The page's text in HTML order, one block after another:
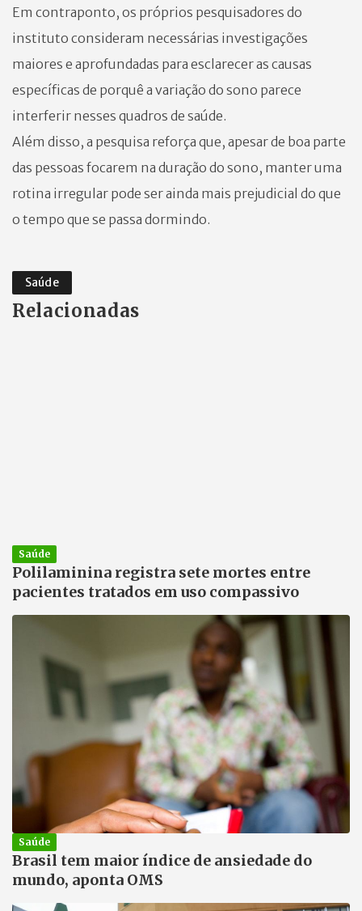
Em contraponto, os próprios pesquisadores do
instituto consideram necessárias investigações
maiores e aprofundadas para esclarecer as causas
específicas de porquê a variação do sono parece
interferir nesses quadros de saúde.
Além disso, a pesquisa reforça que, apesar de boa parte
das pessoas focarem na duração do sono, manter uma
rotina irregular pode ser ainda mais prejudicial do que
o tempo que se passa dormindo.
Saúde
Relacionadas
Saúde
Polilaminina registra sete mortes entre
pacientes tratados em uso compassivo
Saúde
Brasil tem maior índice de ansiedade do
mundo, aponta OMS